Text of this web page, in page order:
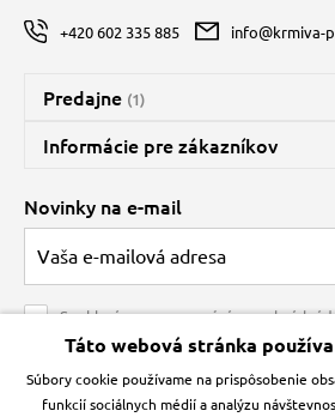
+420 602 335 885 info@krmiva-
Predajne (1)
Predajňa a sklad Kbely
Bohužiaľ, momentálne máme
Informácie pre zákazníkov
O spoločnosti
Veľkoobchod
Obchodné podmienky
Kontakt
Podmienky ochrany osobných údajov
Novinky na e-mail
Souhlasím se zpracováním osobních
ochrany osobních údajů
Krmiva Pučálka na sociálnych
Táto webová stránka
Súbory cookie používame na prispôsobenie
funkcií sociálnych médií a analýzu